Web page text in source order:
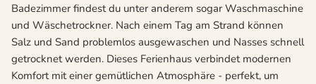
Badezimmer findest du unter anderem sogar Waschmaschine
und Wäschetrockner. Nach einem Tag am Strand können
Salz und Sand problemlos ausgewaschen und Nasses schnell
getrocknet werden. Dieses Ferienhaus verbindet modernen
Komfort mit einer gemütlichen Atmosphäre - perfekt, um